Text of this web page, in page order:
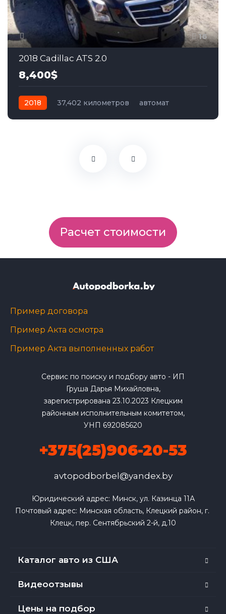
16
2018 Cadillac ATS 2.0
8,400$
2018 37,402 километров
автомат
Расчет стоимости
Пример договора
Пример Акта осмотра
Пример Акта выполненных работ
Сервис по поиску и подбору авто - ИП
Груша Дарья Михайловна,
зарегистрирована 23.10.2023 Клецким
районным исполнительным комитетом,
УНП 692085620
+375(25)906-20-53
avtopodborbel@yandex.by
Юридический адрес: Минск, ул. Казинца 11А
Почтовый адрес: Минская область, Клецкий район, г.
Клецк, пер. Сентябрьский 2-й, д.10
Каталог авто из США
Видеоотзывы
Цены на подбор